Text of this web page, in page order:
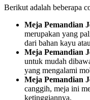
Berikut adalah beberapa
Meja Pemandian
merupakan yang
dari bahan kayu
Meja Pemandian
untuk mudah
yang mengalami
Meja Pemandian
canggih, meja ini
ketinggiannya.